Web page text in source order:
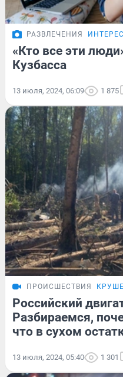
РАЗВЛЕЧЕНИЯ
«Кто все эти
Кузбасса
13 июля, 2024, 06:09 1 875
ПРОИСШЕСТВИЯ
Российский
Разбираемся,
что в сухом
13 июля, 2024, 05:40 1 301